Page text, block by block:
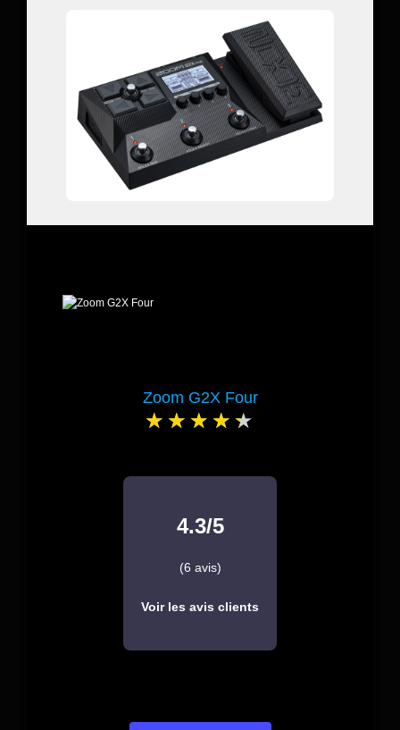
Zoom G2X Four
4.3/5
(6 avis)
Voir les avis clients